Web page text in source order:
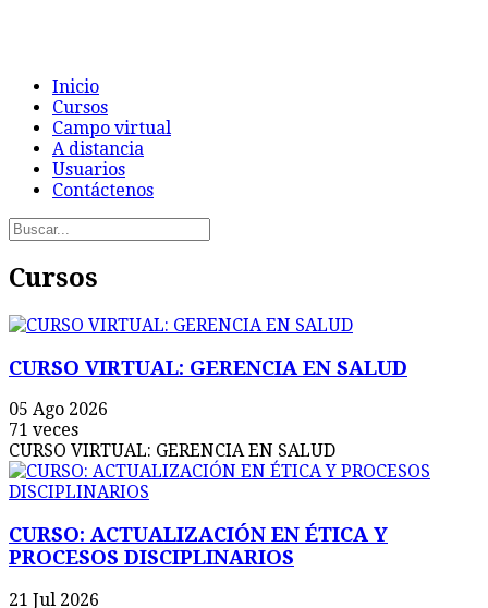
Inicio
Cursos
Campo virtual
A distancia
Usuarios
Contáctenos
Cursos
CURSO VIRTUAL: GERENCIA EN SALUD
05 Ago 2026
71 veces
CURSO VIRTUAL: GERENCIA EN SALUD
CURSO: ACTUALIZACIÓN EN ÉTICA Y
PROCESOS DISCIPLINARIOS
21 Jul 2026